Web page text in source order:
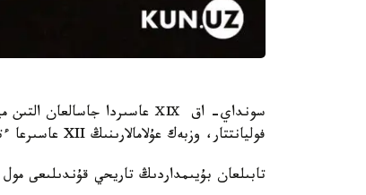
فوليانتتار، وزبەك عۇلامالارىنىڭ XII عاسىرعا ءتان قولجازبالارى، وزبەك حاندىقتارىنىڭ قۇجاتتارى دا كەزدەستى.
تابىلعان بۇيىمداردىڭ تاريحي قۇندىلىعى